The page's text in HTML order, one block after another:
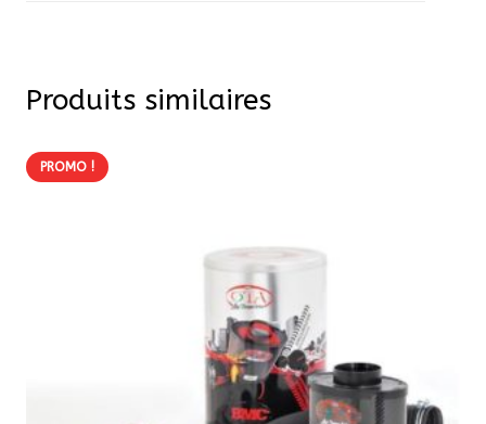
Produits similaires
PROMO !